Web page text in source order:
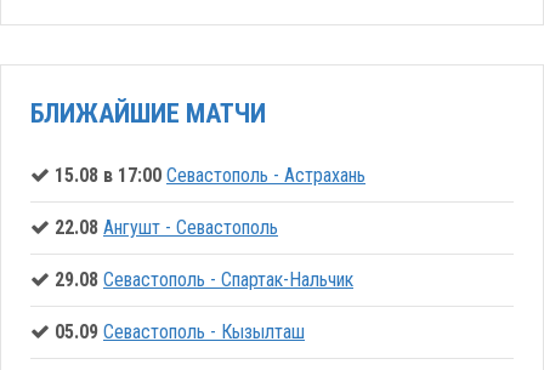
БЛИЖАЙШИЕ МАТЧИ
15.08 в 17:00 Севастополь - Астрахань
22.08 Ангушт - Севастополь
29.08 Севастополь - Спартак-Нальчик
05.09 Севастополь - Кызылташ